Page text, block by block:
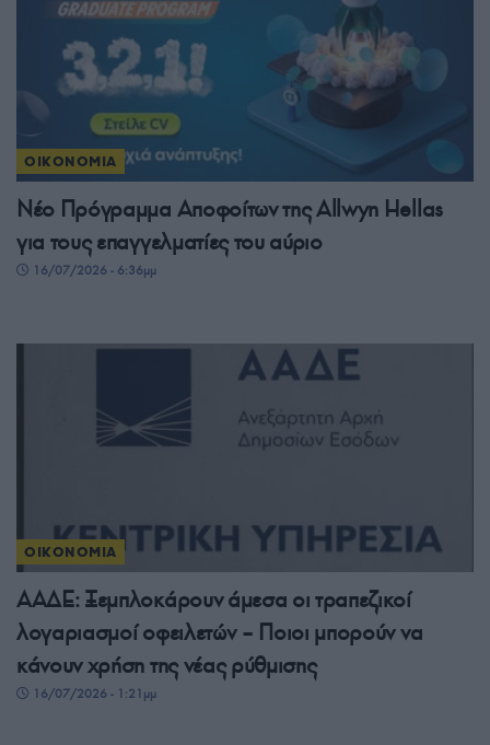
ΟΙΚΟΝΟΜΙΑ
Νέο Πρόγραμμα Αποφοίτων της Allwyn Hellas
για τους επαγγελματίες του αύριο
16/07/2026 - 6:36μμ
ΟΙΚΟΝΟΜΙΑ
ΑΑΔΕ: Ξεμπλοκάρουν άμεσα οι τραπεζικοί
λογαριασμοί οφειλετών – Ποιοι μπορούν να
κάνουν χρήση της νέας ρύθμισης
16/07/2026 - 1:21μμ